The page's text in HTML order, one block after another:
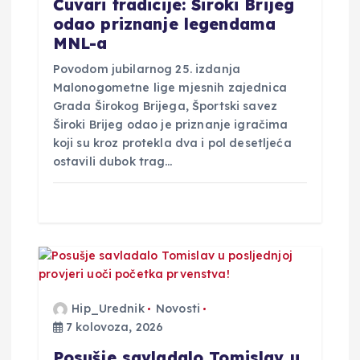
Čuvari tradicije: Široki Brijeg
odao priznanje legendama
MNL-a
Povodom jubilarnog 25. izdanja
Malonogometne lige mjesnih zajednica
Grada Širokog Brijega, Športski savez
Široki Brijeg odao je priznanje igračima
koji su kroz protekla dva i pol desetljeća
ostavili dubok trag…
Hip_Urednik
Novosti
7 kolovoza, 2026